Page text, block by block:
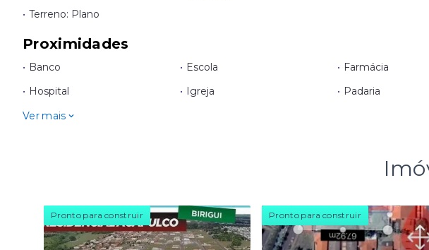
• Terreno: Plano
Proximidades
• Banco • Escola • Farmácia
• Hospital • Igreja • Padaria
Ver mais
Pronto para construir Pronto para construir